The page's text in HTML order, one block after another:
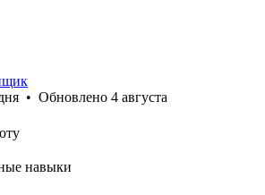
• Обновлено 4 августа
навыки